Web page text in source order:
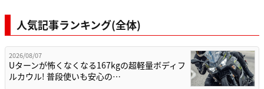
人気記事ランキング(全体)
2026/08/07
Uターンが怖くなくなる167kgの超軽量ボディフ
ルカウル! 普段使いも安心の…